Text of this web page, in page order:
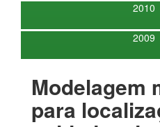
2010
2009
Modelagem
para